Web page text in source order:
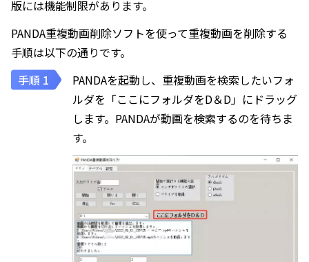
版には機能制限があります。
PANDA重複動画削除ソフトを使って重複動画を削除する
手順は以下の通りです。
PANDAを起動し、重複動画を検索したいフォ
ルダを「ここにフォルダをD＆D」にドラッグ
します。PANDAが動画を検索するのを待ちま
す。